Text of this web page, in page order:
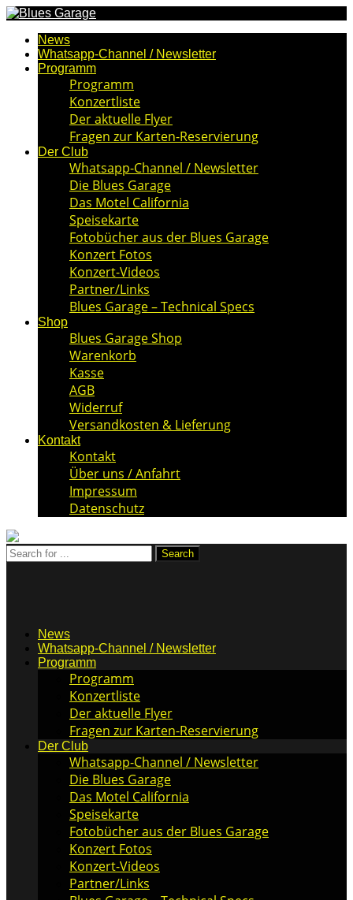
News
Whatsapp-Channel / Newsletter
Programm
Programm
Konzertliste
Der aktuelle Flyer
Fragen zur Karten-Reservierung
Der Club
Whatsapp-Channel / Newsletter
Die Blues Garage
Das Motel California
Speisekarte
Fotobücher aus der Blues Garage
Konzert Fotos
Konzert-Videos
Partner/Links
Blues Garage – Technical Specs
Shop
Blues Garage Shop
Warenkorb
Kasse
AGB
Widerruf
Versandkosten & Lieferung
Kontakt
Kontakt
Über uns / Anfahrt
Impressum
Datenschutz
News
Whatsapp-Channel / Newsletter
Programm
Programm
Konzertliste
Der aktuelle Flyer
Fragen zur Karten-Reservierung
Der Club
Whatsapp-Channel / Newsletter
Die Blues Garage
Das Motel California
Speisekarte
Fotobücher aus der Blues Garage
Konzert Fotos
Konzert-Videos
Partner/Links